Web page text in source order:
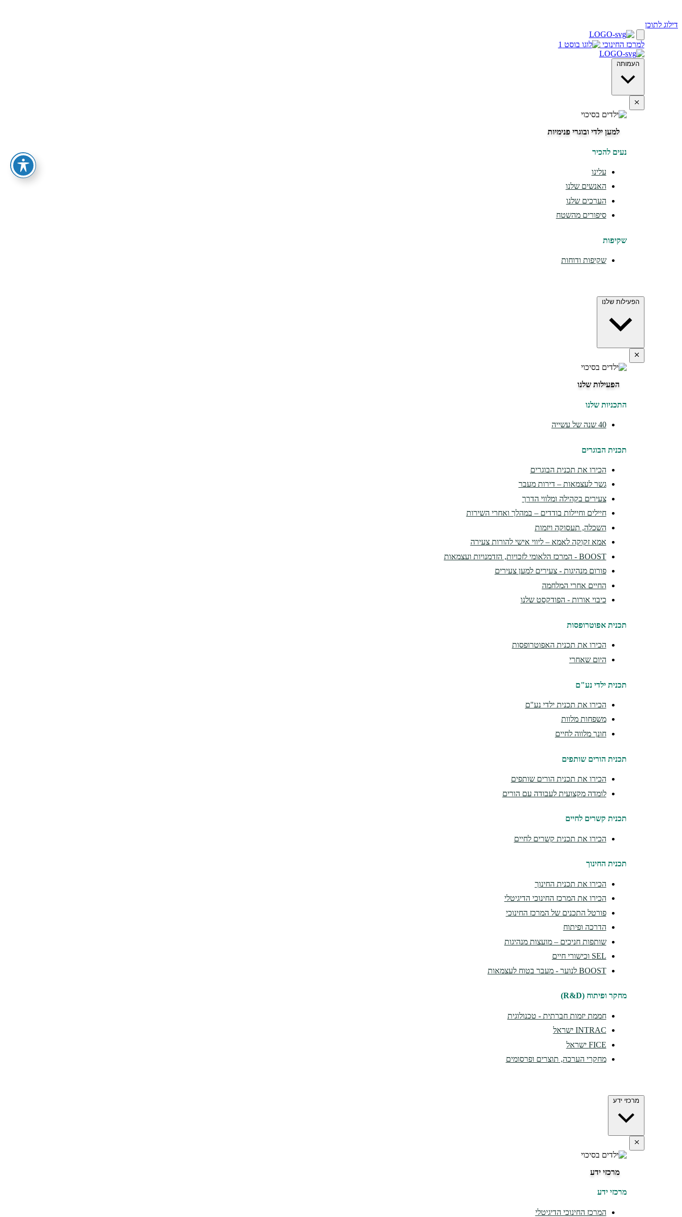
דילוג לתוכן
למרכז החינוכי
העמותה
למען ילדי ובוגרי פנימיות
נעים להכיר
עלינו
האנשים שלנו
הערכים שלנו
סיפורים מהשטח
שקיפות
שקיפות ודוחות
הפעילות שלנו
הפעילות שלנו
התכניות שלנו
40 שנה של עשייה
תכנית הבוגרים
הכירו את תכנית הבוגרים
גשר לעצמאות – דירות מעבר
צעירים בקהילה ומלווי הדרך
חיילים וחיילות בודדים – במהלך ואחרי השירות
השכלה, תעסוקה ויזמות
אמא זקוקה לאמא – ליווי אישי להורות צעירה
BOOST - המרכז הלאומי לזכויות, הזדמנויות ועצמאות
פורום מנהיגות - צעירים למען צעירים
החיים אחרי המלחמה
כיבוי אורות - הפודקסט שלנו
תכנית אפוטרופסות
הכירו את תכנית האפוטרופסות
היום שאחרי
תכנית ילדי נע"ם
הכירו את תכנית ילדי נע"ם
משפחות מלוות
חונך מלווה לחיים
תכנית הורים שותפים
הכירו את תכנית הורים שותפים
לומדה מקצועית לעבודה עם הורים
תכנית קשרים לחיים
הכירו את תכנית קשרים לחיים
תכנית החינוך
הכירו את תכנית החינוך
הכירו את המרכז החינוכי הדיגיטלי
פורטל התכנים של המרכז החינוכי
הדרכה ופיתוח
שותפות חניכים – מועצות מנהיגות
SEL וכישורי חיים
BOOST לנוער - מעבר בטוח לעצמאות
מחקר ופיתוח (R&D)
חממת יזמות חברתית - טכנולוגית
INTRAC ישראל
FICE ישראל
מחקרי הערכה, תוצרים ופרסומים
מרכזי ידע
מרכזי ידע
מרכזי ידע
המרכז החינוכי הדיגיטלי